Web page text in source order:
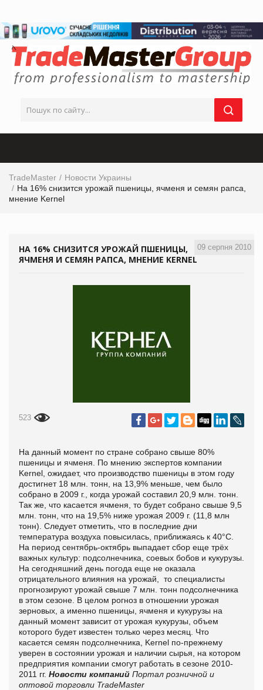
TradeMaster
Новости Украины
На 16% снизится урожай пшеницы, ячменя и семян рапса,
мнение Kernel
09 серпня 2010
НА 16% СНИЗИТСЯ УРОЖАЙ ПШЕНИЦЫ,
ЯЧМЕНЯ И СЕМЯН РАПСА, МНЕНИЕ KERNEL
523
На данный момент по стране собрано свыше 80%
пшеницы и ячменя. По мнению экспертов компании
Kernel, ожидает, что производство пшеницы в этом году
достигнет 18 млн. тонн, на 13,9% меньше, чем было
собрано в 2009 г., когда урожай составил 20,9 млн. тонн.
Так же, что касается ячменя, то будет собрано свыше 9,5
млн. тонн, что на 19,5% ниже урожая 2009 г. (11,8 млн
тонн). Следует отметить, что в последние дни
температура воздуха повысилась, приближаясь к 40°С.
На период сентябрь-октябрь выпадает сбор еще трёх
важных культур: подсолнечника, соевых бобов и кукурузы.
На сегодняшний день погода еще не оказала
отрицательного влияния на урожай, то специалисты
прогнозируют урожай свыше 7 млн. тонн подсолнечника
в этом сезоне. В целом рогноз в отношении урожая
зерновых, а именно пшеницы, ячменя и кукурузы на
данный момент зависит от урожая кукурузы, объем
которого будет известен только через месяц. Что
касается семян подсолнечника, Kernel по-прежнему
уверен в состоянии урожая и наличии сырья, на котором
предприятия компании смогут работать в сезоне 2010-
2011 гг. Новости компаний Портал розничной и
оптовой торговли TradeMaster